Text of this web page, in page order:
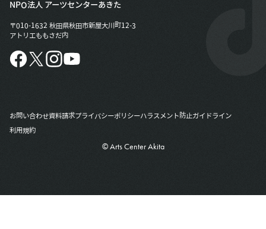
NPO法人 アーツセンターあきた
〒010-1632 秋田県秋田市新屋大川町12-3
アトリエももさだ内
お問い合わせ資料請求プライバシーポリシーハラスメント防止ガイドライン
利用規約
© Arts Center Akita